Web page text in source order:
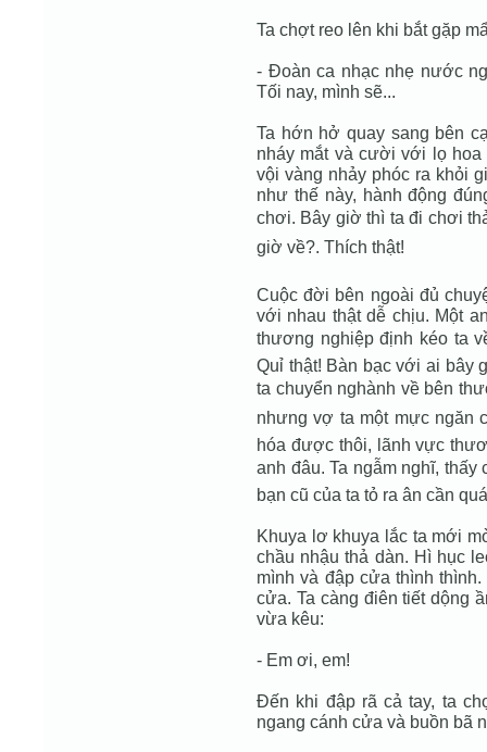
Ta chợt reo lên khi bắt gặp
- Ðoàn ca nhạc nhẹ nước
Tối nay, mình sẽ...
Ta hớn hở quay sang bên
nháy mắt và cười với lọ hoa
vội vàng nhảy phóc ra khỏi
như thế này, hành động
chơi. Bây giờ thì ta đi chơi
giờ về?. Thích thật!
Cuộc đời bên ngoài đủ
với nhau thật dễ chịu. Một
thương nghiệp định kéo ta
Quỉ thật! Bàn bạc với ai bây
ta chuyển nghành về bên
nhưng vợ ta một mực ngăn
hóa được thôi, lãnh vực
anh đâu. Ta ngẫm nghĩ,
bạn cũ của ta tỏ ra ân cần
Khuya lơ khuya lắc ta mới
chầu nhậu thả dàn. Hì hục
mình và đập cửa thình
cửa. Ta càng điên tiết dộng
vừa kêu:
- Em ơi, em!
Ðến khi đập rã cả tay, ta
ngang cánh cửa và buồn bã